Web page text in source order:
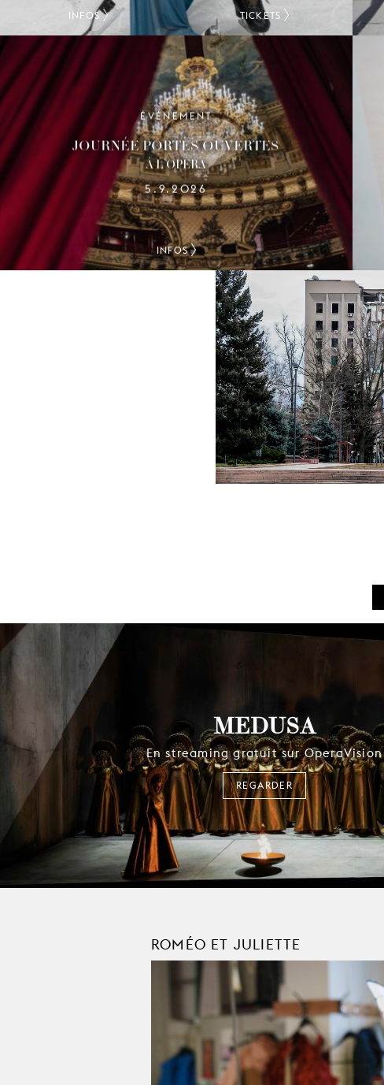
INFOS TICKETS
ÉVÉNEMENT
JOURNÉE PORTES OUVERTES
À L’OPÉRA
5.9.2026
INFOS
MEDUSA
En streaming gratuit sur OperaVision
REGARDER
ROMÉO ET JULIETTE